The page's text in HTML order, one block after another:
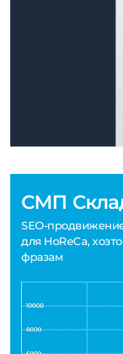
СМП
SEO-
для HoReCa,
фразам